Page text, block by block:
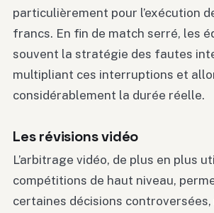
particulièrement pour l’exécution
francs. En fin de match serré, les
souvent la stratégie des fautes
multipliant ces interruptions et
considérablement la durée réelle.
Les révisions vidéo
L’arbitrage vidéo, de plus en plus
compétitions de haut niveau,
certaines décisions